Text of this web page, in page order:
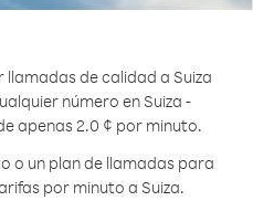
llamadas de calidad a Suiza
número en Suiza -
apenas 2.0 ¢ por minuto.
o un plan de llamadas para
por minuto a Suiza.